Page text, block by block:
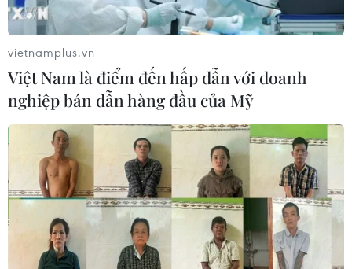
vietnamplus.vn
Việt Nam là điểm đến hấp dẫn với doanh
nghiệp bán dẫn hàng đầu của Mỹ